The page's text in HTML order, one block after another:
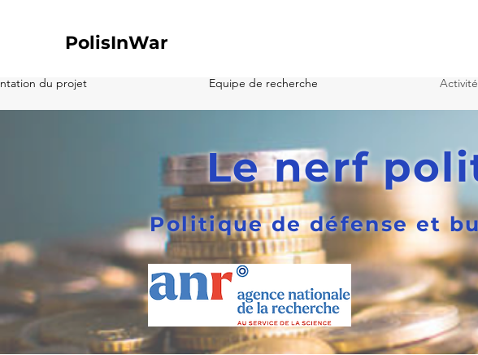
PolisInWar
du projet Equipe de recherche
Le nerf
Politique de défense et